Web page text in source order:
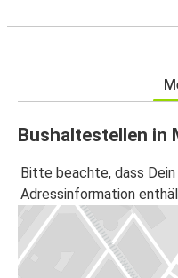
Bushaltestellen in
Bitte beachte, dass
Adressinformation